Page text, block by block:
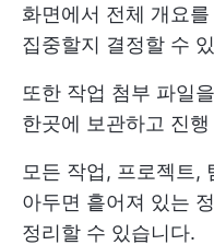
화면에서 전체 개요
집중할지 결정할 수
또한 작업 첨부 파일
한곳에 보관하고 진
모든 작업, 프로젝트,
아두면 흩어져 있는
정리할 수 있습니다.